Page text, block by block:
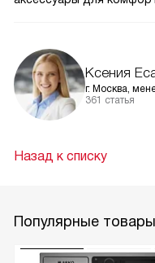
Ксения
г. Москва,
361 статья
Назад к списку
Популярные товары